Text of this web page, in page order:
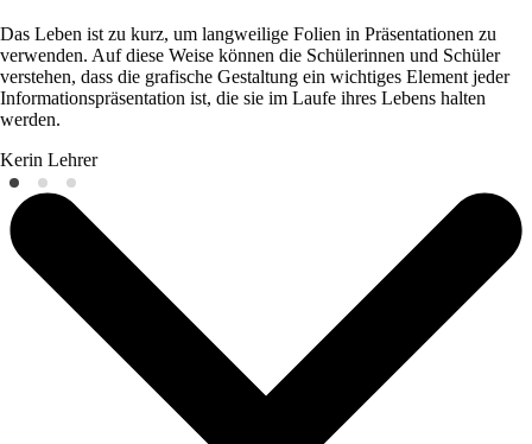
Das Leben ist zu kurz, um langweilige Folien in Präsentationen zu
verwenden. Auf diese Weise können die Schülerinnen und Schüler
verstehen, dass die grafische Gestaltung ein wichtiges Element jeder
Informationspräsentation ist, die sie im Laufe ihres Lebens halten
werden.
Kerin Lehrer